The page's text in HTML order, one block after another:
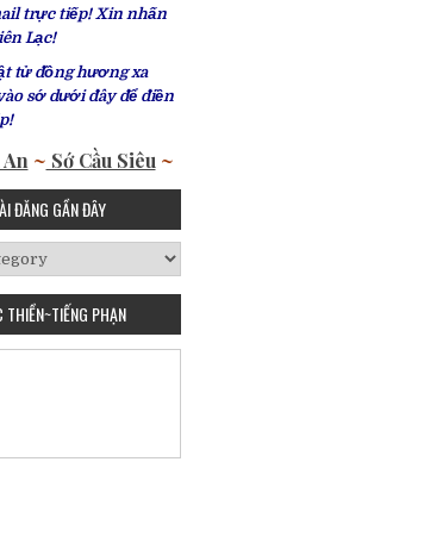
trực tiếp! Xin nhấn
Lạc!
tử đồng hương xa
sớ dưới đây để điền
An ~ Sớ Cầu Siêu ~
ĐĂNG GẦN ĐÂY
THIỀN~TIẾNG PHẠN